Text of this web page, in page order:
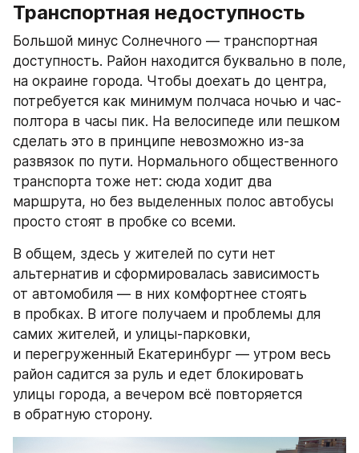
Транспортная недоступность
Большой минус Солнечного — транспортная
доступность. Район находится буквально в поле,
на окраине города. Чтобы доехать до центра,
потребуется как минимум полчаса ночью и час-
полтора в часы пик. На велосипеде или пешком
сделать это в принципе невозможно из-за
развязок по пути. Нормального общественного
транспорта тоже нет: сюда ходит два
маршрута, но без выделенных полос автобусы
просто стоят в пробке со всеми.
В общем, здесь у жителей по сути нет
альтернатив и сформировалась зависимость
от автомобиля — в них комфортнее стоять
в пробках. В итоге получаем и проблемы для
самих жителей, и улицы-парковки,
и перегруженный Екатеринбург — утром весь
район садится за руль и едет блокировать
улицы города, а вечером всё повторяется
в обратную сторону.